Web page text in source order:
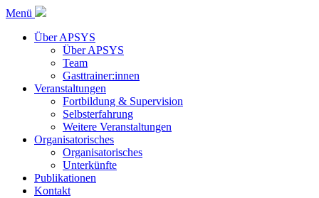
Menü
Über APSYS
Über APSYS
Team
Gasttrainer:innen
Veranstaltungen
Fortbildung & Supervision
Selbsterfahrung
Weitere Veranstaltungen
Organisatorisches
Organisatorisches
Unterkünfte
Publikationen
Kontakt